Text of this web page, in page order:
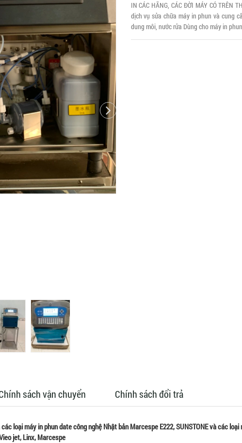
IN CÁC HÃNG, CÁC ĐỜI MÁY CÓ
dịch vụ sửa chữa máy in phun và cung
dung môi, nước rửa Dùng cho máy in
sách vận chuyển Chính sách đổi trả
loại máy in phun date công nghệ Nhật bản Marcespe E222, SUNSTONEvà các loại
jet, Linx, Marcespe